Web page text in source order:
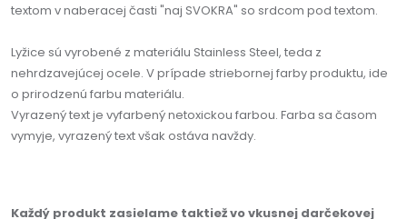
textom v naberacej časti "naj SVOKRA" so srdcom pod textom.
Lyžice sú vyrobené z materiálu Stainless Steel, teda z
nehrdzavejúcej ocele. V prípade striebornej farby produktu, ide
o prirodzenú farbu materiálu.
Vyrazený text je vyfarbený netoxickou farbou. Farba sa časom
vymyje, vyrazený text však ostáva navždy.
Každý produkt zasielame taktiež vo vkusnej darčekovej